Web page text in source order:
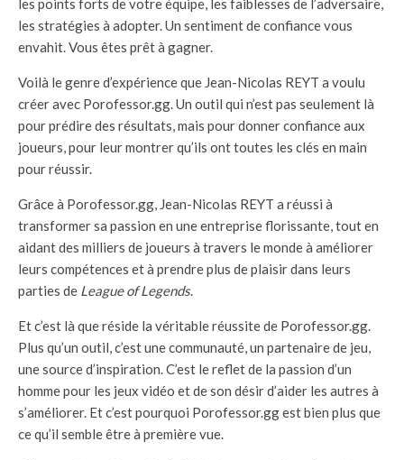
les points forts de votre équipe, les faiblesses de l’adversaire,
les stratégies à adopter. Un sentiment de confiance vous
envahit. Vous êtes prêt à gagner.
Voilà le genre d’expérience que Jean-Nicolas REYT a voulu
créer avec Porofessor.gg. Un outil qui n’est pas seulement là
pour prédire des résultats, mais pour donner confiance aux
joueurs, pour leur montrer qu’ils ont toutes les clés en main
pour réussir.
Grâce à Porofessor.gg, Jean-Nicolas REYT a réussi à
transformer sa passion en une entreprise florissante, tout en
aidant des milliers de joueurs à travers le monde à améliorer
leurs compétences et à prendre plus de plaisir dans leurs
parties de League of Legends.
Et c’est là que réside la véritable réussite de Porofessor.gg.
Plus qu’un outil, c’est une communauté, un partenaire de jeu,
une source d’inspiration. C’est le reflet de la passion d’un
homme pour les jeux vidéo et de son désir d’aider les autres à
s’améliorer. Et c’est pourquoi Porofessor.gg est bien plus que
ce qu’il semble être à première vue.